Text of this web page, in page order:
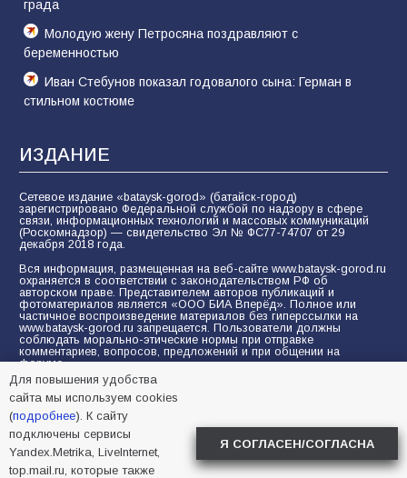
града
Молодую жену Петросяна поздравляют с
беременностью
Иван Стебунов показал годовалого сына: Герман в
стильном костюме
ИЗДАНИЕ
Сетевое издание «bataysk-gorod» (батайск-город)
зарегистрировано Федеральной службой по надзору в сфере
связи, информационных технологий и массовых коммуникаций
(Роскомнадзор) — свидетельство Эл № ФС77-74707 от 29
декабря 2018 года.
Вся информация, размещенная на веб-сайте www.bataysk-gorod.ru
охраняется в соответствии с законодательством РФ об
авторском праве. Представителем авторов публикаций и
фотоматериалов является «ООО БИА Вперёд». Полное или
частичное воспроизведение материалов без гиперссылки на
www.bataysk-gorod.ru запрещается. Пользователи должны
соблюдать морально-этические нормы при отправке
комментариев, вопросов, предложений и при общении на
форуме.
Политика конфиденциальности и защиты информации
Согласие на обработку персональных данных с помощью
сервисов Yandex.Metrika, LiveInternet, top.mail.ru
© 2005-2026 БИА «ВПЕРЕД»
Для повышения удобства
сайта мы используем cookies
(подробнее). К сайту
подключены сервисы
Yandex.Metrika, LiveInternet,
top.mail.ru, которые также
Я СОГЛАСЕН/СОГЛАСНА